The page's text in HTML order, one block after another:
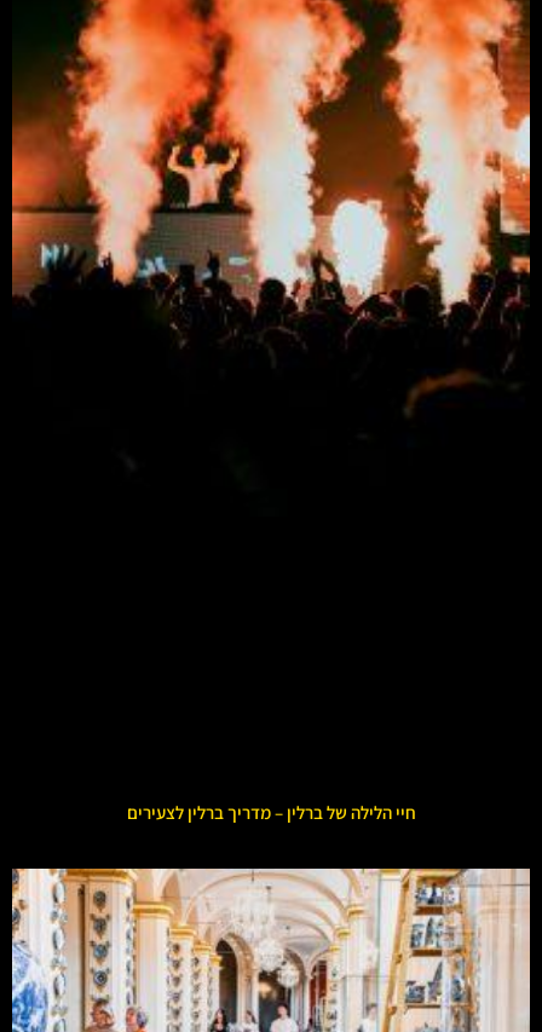
חיי הלילה של ברלין – מדריך ברלין לצעירים